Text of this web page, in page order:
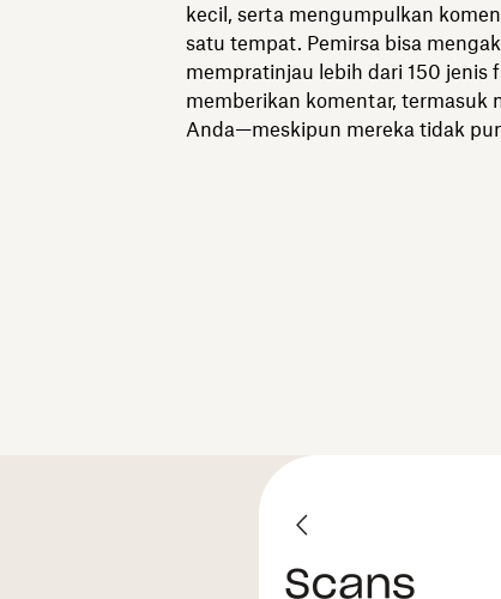
kecil, serta mengumpulkan
satu tempat. Pemirsa bisa
mempratinjau lebih dari 150 jenis
memberikan komentar, termasuk
Anda—meskipun mereka tidak